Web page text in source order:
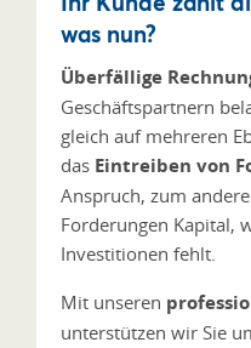
was nun?
Überfällige
Geschäftspartnern
gleich auf mehreren
das Eintreiben von
Anspruch, zum
Forderungen Kapital,
Investitionen fehlt.
Mit unseren
unterstützen wir Sie